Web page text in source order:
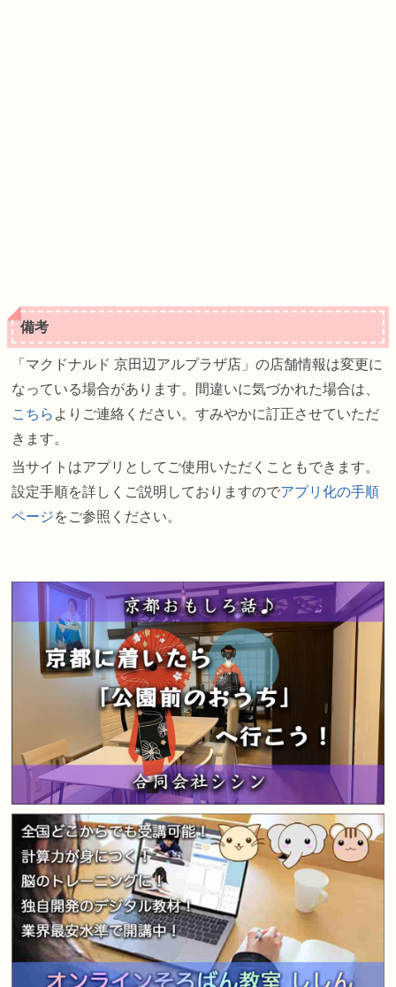
備考
「マクドナルド 京田辺アルプラザ店」の店舗情報は変更に
なっている場合があります。間違いに気づかれた場合は、
こちら よりご連絡ください。すみやかに訂正させていただ
きます。
当サイトはアプリとしてご使用いただくこともできます。
設定手順を詳しくご説明しておりますのでアプリ化の手順
ページをご参照ください。